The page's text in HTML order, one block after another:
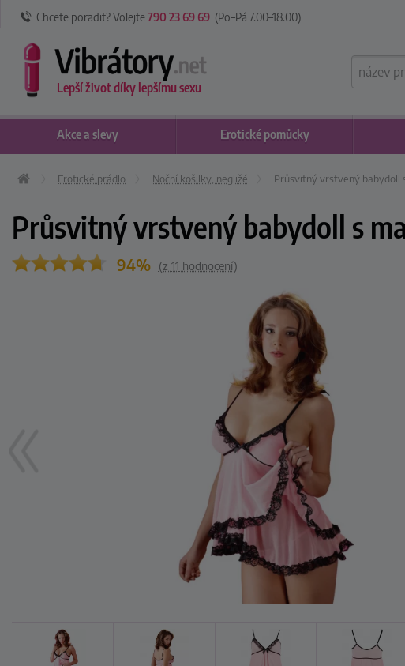
Chcete poradit? Volejte790 23 69 69 (Po–Pá 7.00–18.00)
Lepší život díky lepšímu sexu
Erotické prádlo Noční košilky, negližé Průsvitný vrstvený babydoll
Průsvitný vrstvený babydoll s
94% (z 11 hodnocení)
Akcea slevy Erotické pomůcky